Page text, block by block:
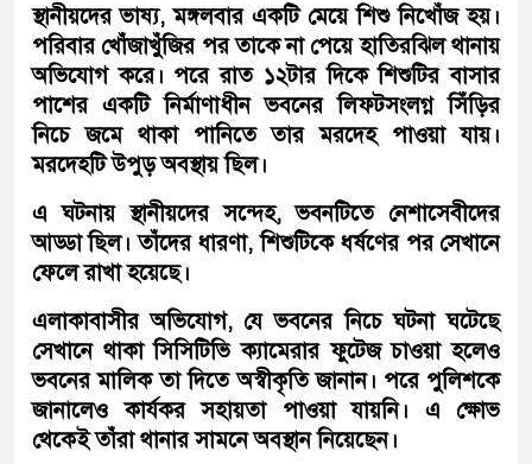
স্থানীয়দের ভাষ্য, মঙ্গলবার একটি মেয়ে শিশু নিখোঁজ হয়।
পরিবার খোঁজাখুঁজির পর তাকে না পেয়ে হাতিরঝিল থানায়
অভিযোগ করে। পরে রাত ১২টার দিকে শিশুটির বাসার
পাশের একটি নির্মাণাধীন ভবনের লিফটসংলগ্ন সিঁড়ির
নিচে জমে থাকা পানিতে তার মরদেহ পাওয়া যায়।
মরদেহটি উপুড় অবস্থায় ছিল।
এ ঘটনায় স্থানীয়দের সন্দেহ, ভবনটিতে নেশাসেবীদের
আড্ডা ছিল। তাঁদের ধারণা, শিশুটিকে ধর্ষণের পর সেখানে
ফেলে রাখা হয়েছে।
এলাকাবাসীর অভিযোগ, যে ভবনের নিচে ঘটনা ঘটেছে
সেখানে থাকা সিসিটিভি ক্যামেরার ফুটেজ চাওয়া হলেও
ভবনের মালিক তা দিতে অস্বীকৃতি জানান। পরে পুলিশকে
জানালেও কার্যকর সহায়তা পাওয়া যায়নি। এ ক্ষোভ
থেকেই তাঁরা থানার সামনে অবস্থান নিয়েছেন।